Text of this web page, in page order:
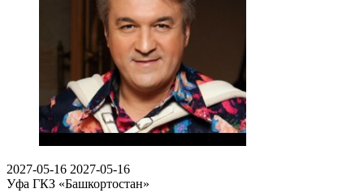
2027-05-16 2027-05-16
Уфа ГКЗ «Башкортостан»